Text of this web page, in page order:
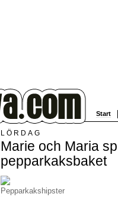
Start
LÖRDAG
Marie och Maria
pepparkaksbaket